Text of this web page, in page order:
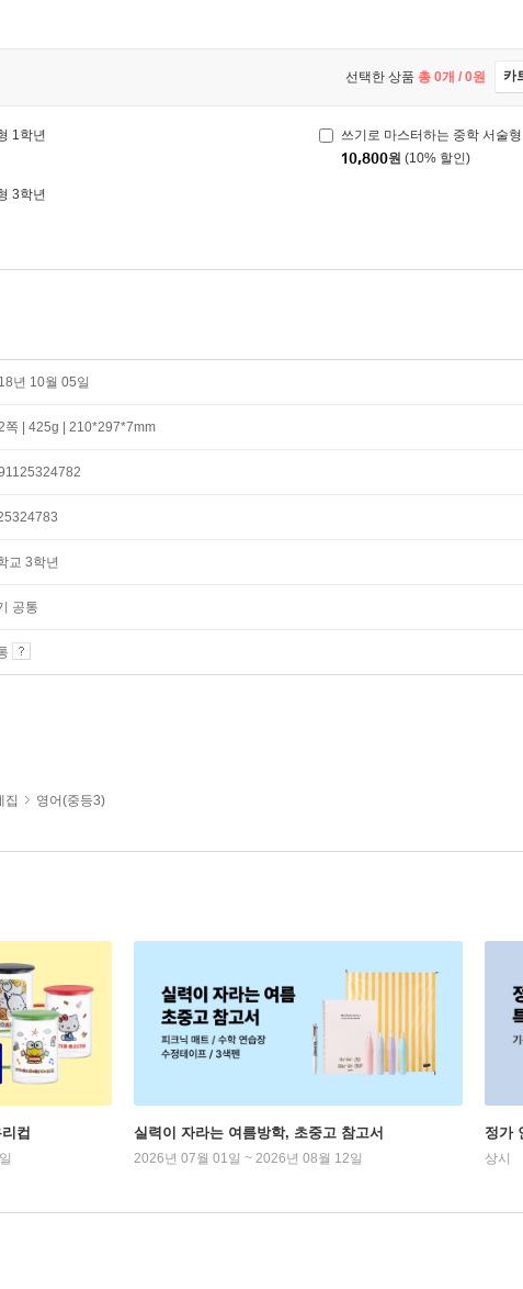
선택한 상품 총 0개 / 0원 카
1학년
쓰기로 마스터하는 중학 서술
10,800원 (10% 할인)
3학년
년 10월 05일
쪽 | 425g | 210*297*7mm
교 3학년
공통
집 영어(중등3)
컵 실력이 자라는 여름방학, 초중고 참고서
2026년 07월 01일 ~ 2026년 08월 12일
정가
상시